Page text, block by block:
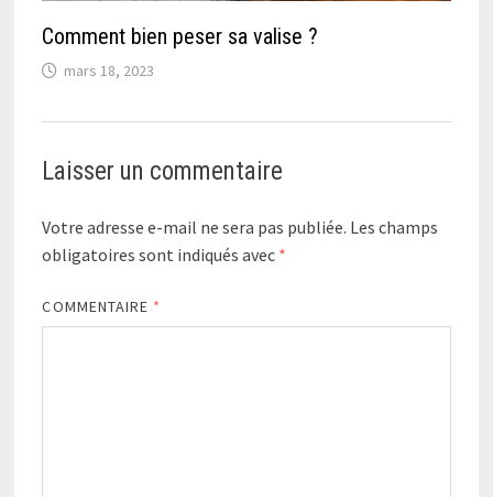
Comment bien peser sa valise ?
mars 18, 2023
Laisser un commentaire
Votre adresse e-mail ne sera pas publiée. Les champs
obligatoires sont indiqués avec *
COMMENTAIRE *